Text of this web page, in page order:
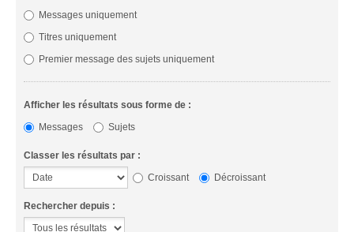
Messages uniquement
Titres uniquement
Premier message des sujets uniquement
Afficher les résultats sous forme de :
Messages
Sujets
Classer les résultats par :
Croissant
Décroissant
Rechercher depuis :